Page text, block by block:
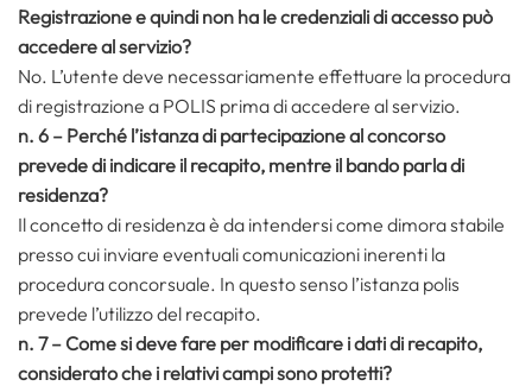
Registrazione e quindi non ha le credenziali di accesso può
accedere al servizio?
No. L’utente deve necessariamente effettuare la procedura
di registrazione a POLIS prima di accedere al servizio.
n. 6 – Perché l’istanza di partecipazione al concorso
prevede di indicare il recapito, mentre il bando parla di
residenza?
Il concetto di residenza è da intendersi come dimora stabile
presso cui inviare eventuali comunicazioni inerenti la
procedura concorsuale. In questo senso l’istanza polis
prevede l’utilizzo del recapito.
n. 7 – Come si deve fare per modificare i dati di recapito,
considerato che i relativi campi sono protetti?